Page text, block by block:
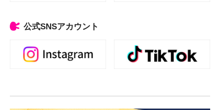
公式SNSアカウント